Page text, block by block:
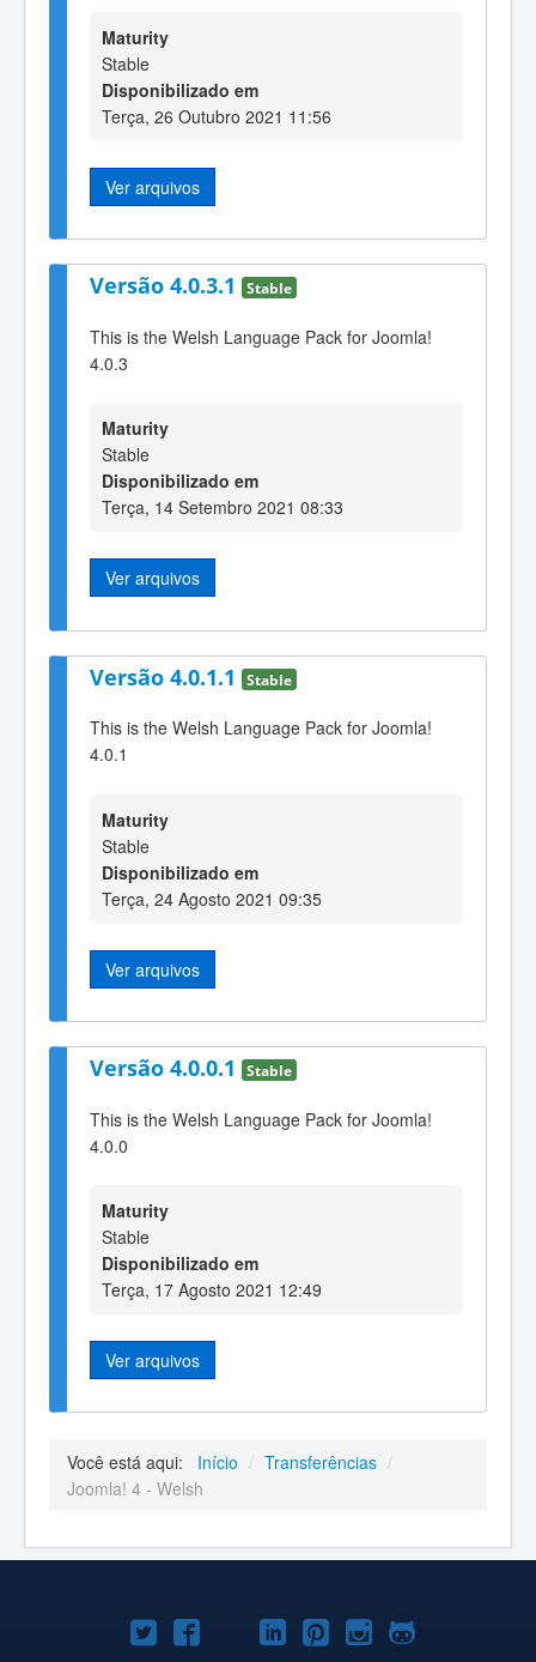
Maturity
Stable
Disponibilizado em
Terça, 26 Outubro 2021 11:56
Ver arquivos
Versão 4.0.3.1 Stable
This is the Welsh Language Pack for Joomla!
4.0.3
Maturity
Stable
Disponibilizado em
Terça, 14 Setembro 2021 08:33
Ver arquivos
Versão 4.0.1.1 Stable
This is the Welsh Language Pack for Joomla!
4.0.1
Maturity
Stable
Disponibilizado em
Terça, 24 Agosto 2021 09:35
Ver arquivos
Versão 4.0.0.1 Stable
This is the Welsh Language Pack for Joomla!
4.0.0
Maturity
Stable
Disponibilizado em
Terça, 17 Agosto 2021 12:49
Ver arquivos
Você está aqui: Início / Transferências /
Joomla! 4 - Welsh
Joomla!Joomla!Joomla!
Joomla!Joomla!
Joomla!Joomla!